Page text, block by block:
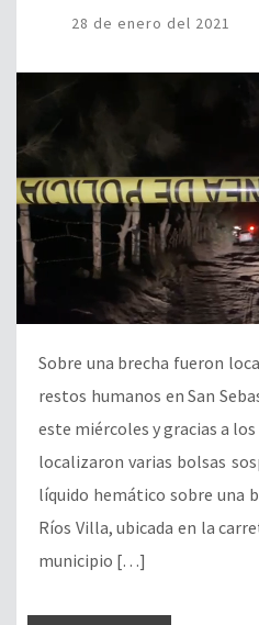
28 de enero del 2021
Sobre una brecha fueron
restos humanos en San
este miércoles y gracias a
localizaron varias bolsas
líquido hemático sobre una
Ríos Villa, ubicada en la
municipio […]